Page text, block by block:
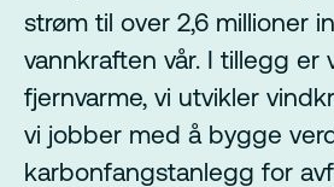
strøm til over 2,6 millioner
vannkraften vår. I tillegg er
fjernvarme, vi utvikler
vi jobber med å bygge
karbonfangstanlegg for